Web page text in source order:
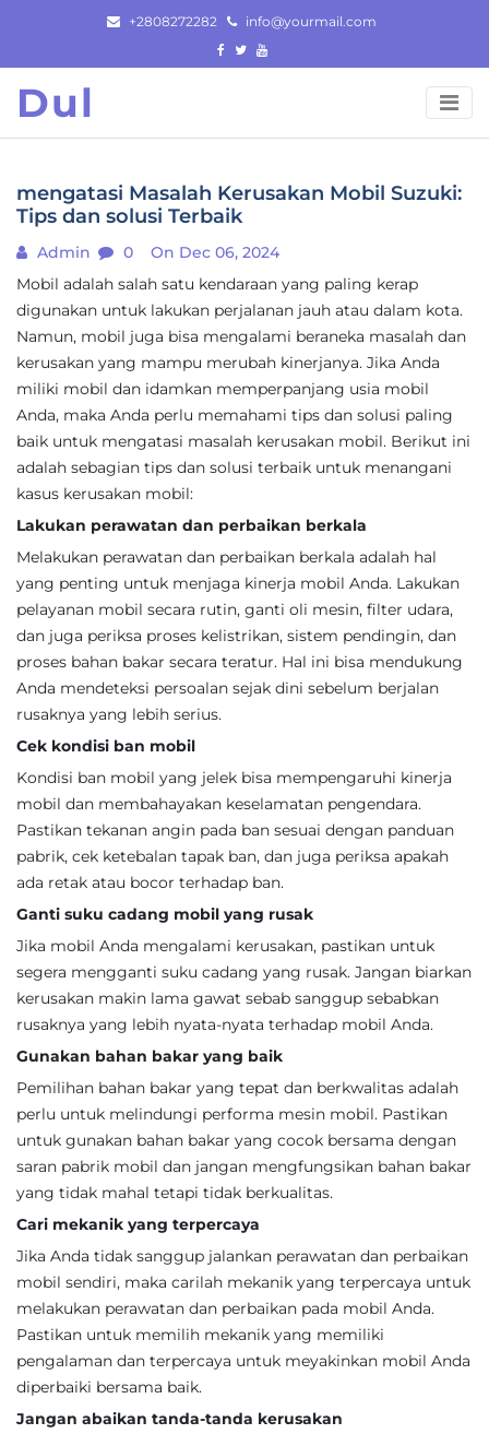
content
+2808272282 info@yourmail.com
Dul
mengatasi Masalah Kerusakan Mobil Suzuki:
Tips dan solusi Terbaik
Admin 0
On Dec 06, 2024
Mobil adalah salah satu kendaraan yang paling kerap
digunakan untuk lakukan perjalanan jauh atau dalam kota.
Namun, mobil juga bisa mengalami beraneka masalah dan
kerusakan yang mampu merubah kinerjanya. Jika Anda
miliki mobil dan idamkan memperpanjang usia mobil
Anda, maka Anda perlu memahami tips dan solusi paling
baik untuk mengatasi masalah kerusakan mobil. Berikut ini
adalah sebagian tips dan solusi terbaik untuk menangani
kasus kerusakan mobil:
Lakukan perawatan dan perbaikan berkala
Melakukan perawatan dan perbaikan berkala adalah hal
yang penting untuk menjaga kinerja mobil Anda. Lakukan
pelayanan mobil secara rutin, ganti oli mesin, filter udara,
dan juga periksa proses kelistrikan, sistem pendingin, dan
proses bahan bakar secara teratur. Hal ini bisa mendukung
Anda mendeteksi persoalan sejak dini sebelum berjalan
rusaknya yang lebih serius.
Cek kondisi ban mobil
Kondisi ban mobil yang jelek bisa mempengaruhi kinerja
mobil dan membahayakan keselamatan pengendara.
Pastikan tekanan angin pada ban sesuai dengan panduan
pabrik, cek ketebalan tapak ban, dan juga periksa apakah
ada retak atau bocor terhadap ban.
Ganti suku cadang mobil yang rusak
Jika mobil Anda mengalami kerusakan, pastikan untuk
segera mengganti suku cadang yang rusak. Jangan biarkan
kerusakan makin lama gawat sebab sanggup sebabkan
rusaknya yang lebih nyata-nyata terhadap mobil Anda.
Gunakan bahan bakar yang baik
Pemilihan bahan bakar yang tepat dan berkwalitas adalah
perlu untuk melindungi performa mesin mobil. Pastikan
untuk gunakan bahan bakar yang cocok bersama dengan
saran pabrik mobil dan jangan mengfungsikan bahan bakar
yang tidak mahal tetapi tidak berkualitas.
Cari mekanik yang terpercaya
Jika Anda tidak sanggup jalankan perawatan dan perbaikan
mobil sendiri, maka carilah mekanik yang terpercaya untuk
melakukan perawatan dan perbaikan pada mobil Anda.
Pastikan untuk memilih mekanik yang memiliki
pengalaman dan terpercaya untuk meyakinkan mobil Anda
diperbaiki bersama baik.
Jangan abaikan tanda-tanda kerusakan